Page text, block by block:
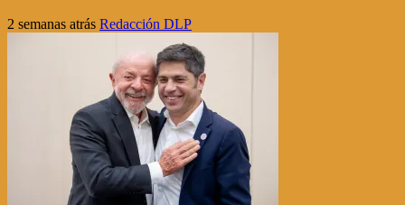
2 semanas atrás Redacción DLP